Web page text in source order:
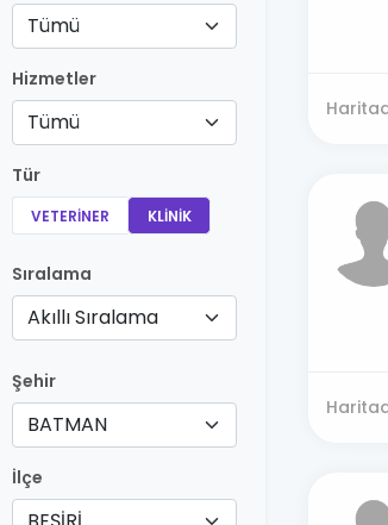
Tümü
Hizmetler
Tümü
Tür
VETERINER KLINIK
Sıralama
Akıllı Sıralama
Şehir
BATMAN
İlçe